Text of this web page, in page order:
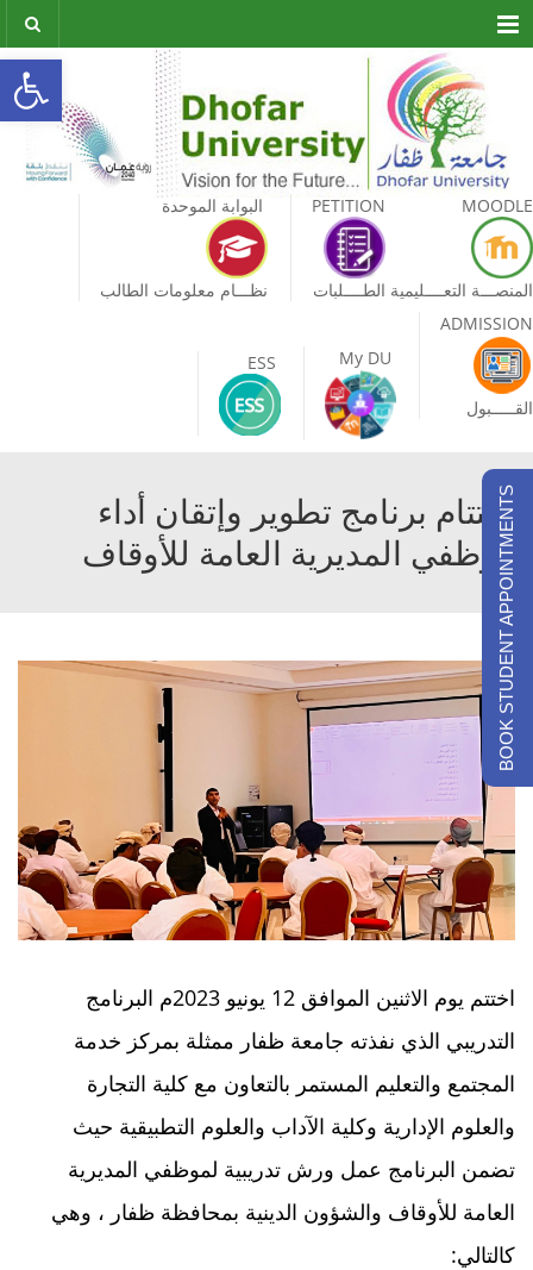
Menu
MOODLE
المنصـــة التعــــليمية
PETITION
الطــــلبات
البوابة الموحدة
نظـــام معلومات الطالب
ADMISSION
القـــــبول
اختتام برنامج تطوير وإتقان أداء
موظفي المديرية العامة للأوقاف
اختتم يوم الاثنين الموافق 12 يونيو 2023م البرنامج
التدريبي الذي نفذته جامعة ظفار ممثلة بمركز خدمة
المجتمع والتعليم المستمر بالتعاون مع كلية التجارة
والعلوم الإدارية وكلية الآداب والعلوم التطبيقية حيث
تضمن البرنامج عمل ورش تدريبية لموظفي المديرية
العامة للأوقاف والشؤون الدينية بمحافظة ظفار ، وهي
كالتالي:
BOOK STUDENT APPOINTMENTS